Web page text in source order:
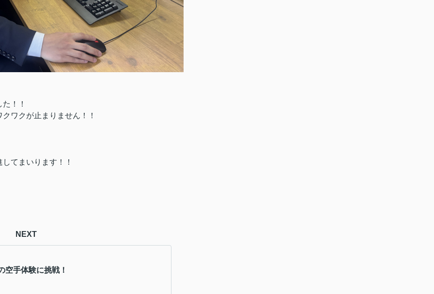
！！
ワクが止まりません！！
てまいります！！
NEXT
空手体験に挑戦！